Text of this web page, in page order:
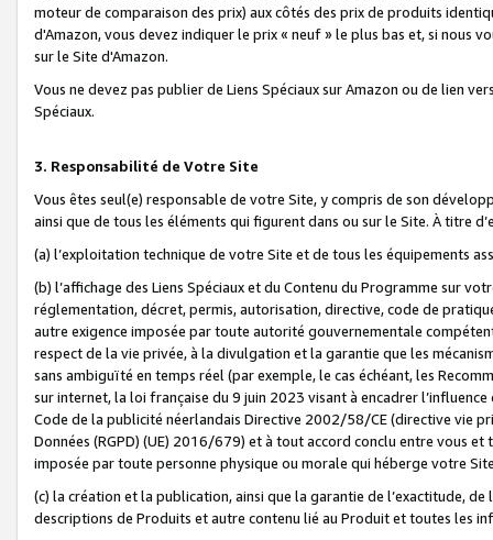
moteur de comparaison des prix) aux côtés des prix de produits
d'Amazon, vous devez indiquer le prix « neuf » le plus bas et, si nous
sur le Site d'Amazon.
Vous ne devez pas publier de Liens Spéciaux sur Amazon ou de lien
Spéciaux.
3. Responsabilité de Votre Site
Vous êtes seul(e) responsable de votre Site, y compris de son
ainsi que de tous les éléments qui figurent dans ou sur le Site. À titre
(a) l’exploitation technique de votre Site et de tous les équipements
(b) l’affichage des Liens Spéciaux et du Contenu du Programme sur
réglementation, décret, permis, autorisation, directive, code de
autre exigence imposée par toute autorité gouvernementale
respect de la vie privée, à la divulgation et la garantie que les
sans ambiguïté en temps réel (par exemple, le cas échéant, les
sur internet, la loi française du 9 juin 2023 visant à encadrer
Code de la publicité néerlandais Directive 2002/58/CE (directive vie
Données (RGPD) (UE) 2016/679) et à tout accord conclu entre vous
imposée par toute personne physique ou morale qui héberge votre
(c) la création et la publication, ainsi que la garantie de l’exactitude,
descriptions de Produits et autre contenu lié au Produit et toutes les